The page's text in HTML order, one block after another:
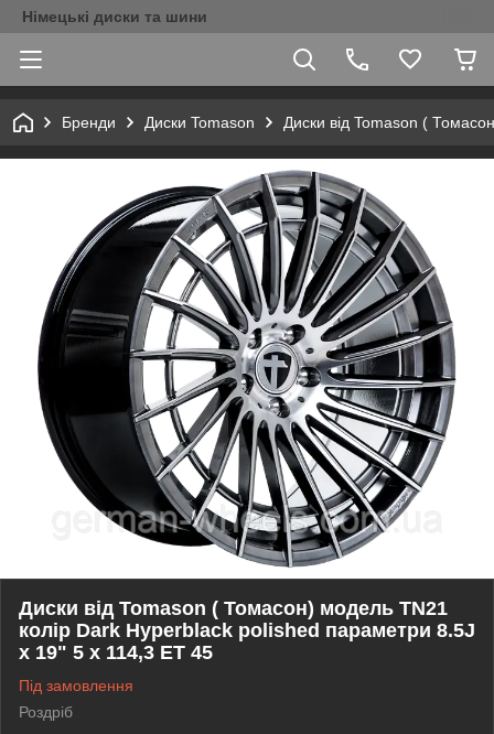
Німецькі диски та шини
Бренди Диски Tomason Диски від Tomason (
Диски від Tomason ( Томасон) модель TN21
колір Dark Hyperblack polished параметри 8.5J
x 19" 5 x 114,3 ET 45
Під замовлення
Роздріб